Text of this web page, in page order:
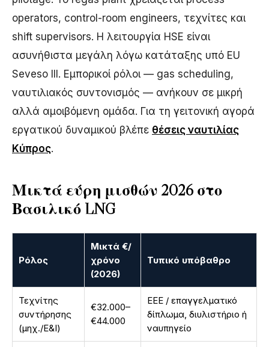
operators, control-room engineers, τεχνίτες και
shift supervisors. Η λειτουργία HSE είναι
ασυνήθιστα μεγάλη λόγω κατάταξης υπό EU
Seveso III. Εμπορικοί ρόλοι — gas scheduling,
ναυτιλιακός συντονισμός — ανήκουν σε μικρή
αλλά αμοιβόμενη ομάδα. Για τη γειτονική αγορά
εργατικού δυναμικού βλέπε θέσεις ναυτιλίας
Κύπρος.
Μικτά εύρη μισθών 2026 στο
Βασιλικό LNG
Ρόλος
Μικτά €/
χρόνο
(2026)
Τυπικό υπόβαθρο
Τεχνίτης
συντήρησης
(μηχ./E&I)
€32.000–
€44.000
ΕΕΕ / επαγγελματικό
δίπλωμα, διυλιστήριο ή
ναυπηγείο